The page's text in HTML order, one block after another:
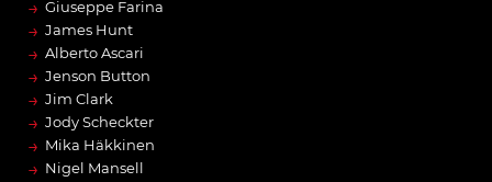
→ Giuseppe Farina
→ James Hunt
→ Alberto Ascari
→ Jenson Button
→ Jim Clark
→ Jody Scheckter
→ Mika Häkkinen
→ Nigel Mansell